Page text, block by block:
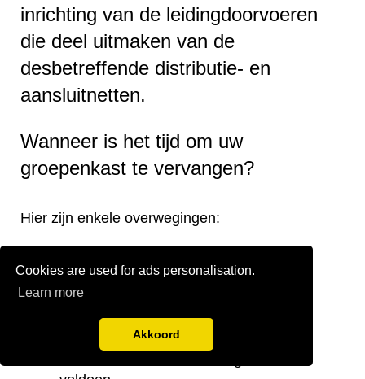
Cookies are used for ads personalisation.
Learn more
Akkoord
inrichting van de leidingdoorvoeren
die deel uitmaken van de
desbetreffende distributie- en
aansluitnetten.
Wanneer is het tijd om uw
groepenkast te vervangen?
Hier zijn enkele overwegingen:
Onjuiste verdeling van de groepen.
Onvoldoende groepen.
Te kleine stoppenkast.
Verplaatsing van de groepenkast.